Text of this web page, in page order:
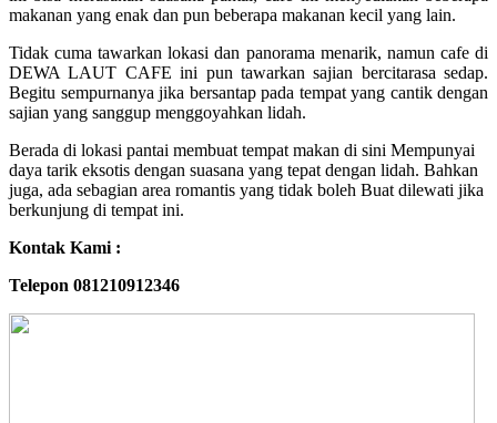
makanan yang enak dan pun beberapa makanan kecil yang lain.
Tidak cuma tawarkan lokasi dan panorama menarik, namun cafe di
DEWA LAUT CAFE ini pun tawarkan sajian bercitarasa sedap.
Begitu sempurnanya jika bersantap pada tempat yang cantik dengan
sajian yang sanggup menggoyahkan lidah.
Berada di lokasi pantai membuat tempat makan di sini Mempunyai
daya tarik eksotis dengan suasana yang tepat dengan lidah. Bahkan
juga, ada sebagian area romantis yang tidak boleh Buat dilewati jika
berkunjung di tempat ini.
Kontak Kami :
Telepon 081210912346